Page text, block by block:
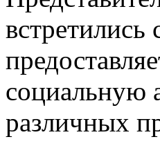
социальную
различных